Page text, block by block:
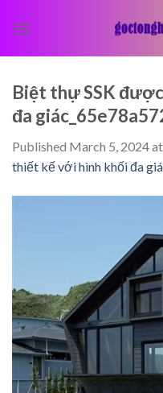
Biệt thự SSK
đa
Published March 5, 2024at
thiết kế với hình khối đa